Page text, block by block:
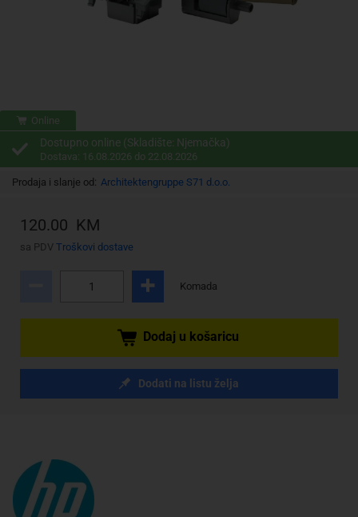
Online
Dostupno online (Skladište: Njemačka)
Dostava: 16.08.2026 do 22.08.2026
Prodaja i slanje od: Architektengruppe S71 d.o.o.
120.00 KM
sa PDV Troškovi dostave
Komada
Dodaj u košaricu
Dodati na listu želja